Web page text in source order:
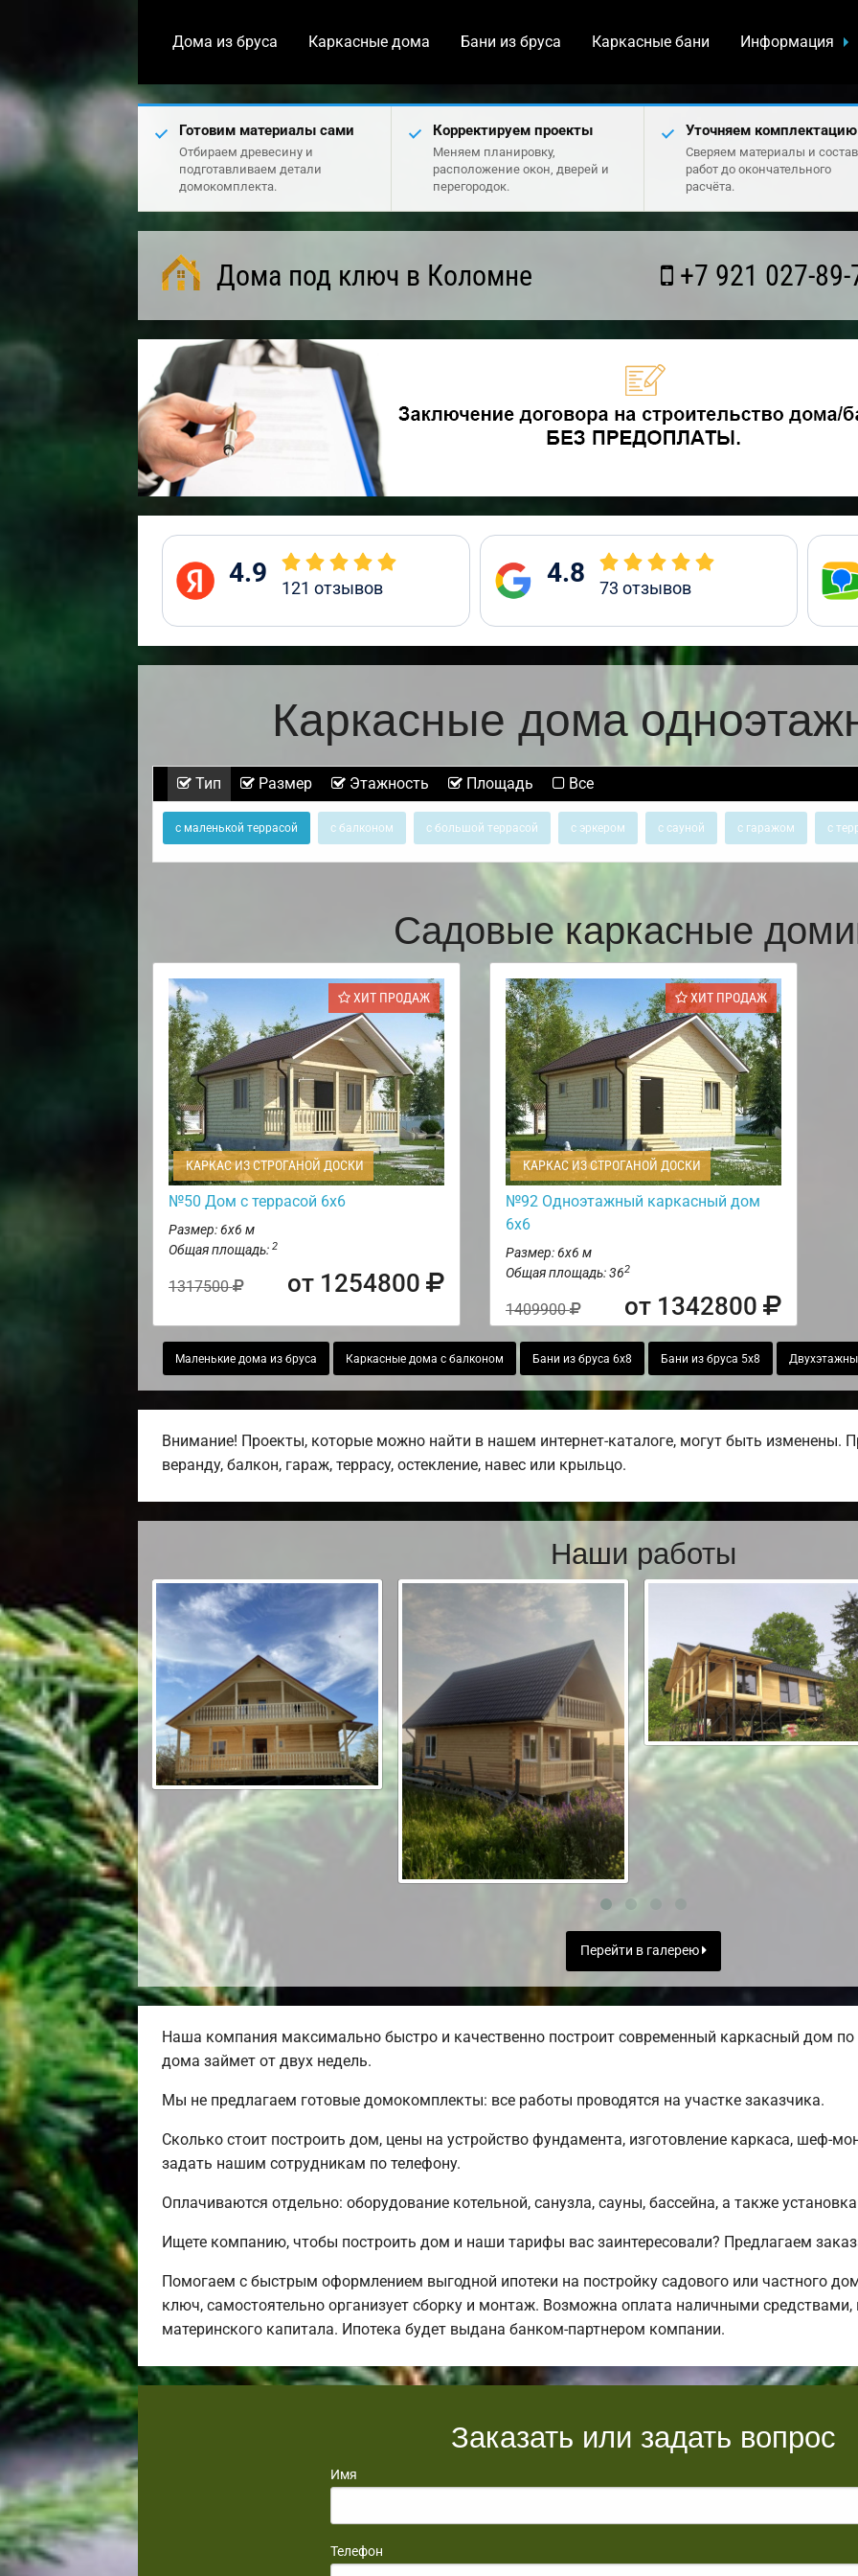
Дома из бруса Каркасные дома Бани из бруса Каркасные бани Информация
Готовим материалы сами
Отбираем древесину и
подготавливаем детали
домокомплекта.
Корректируем проекты
Меняем планировку,
расположение окон, дверей и
перегородок.
Уточняем комплектацию
Сверяем материалы и состав
работ до окончательного
расчёта.
Дома под ключ в Коломне +7 921 027-89-
4.9 121 отзывов 4.8 73 отзывов
Каркасные дома
Тип Размер Этажность Площадь Все
с маленькой террасой с балконом с большой террасой с эркером с сауной с гаражом с
Садовые каркасные
ХИТ ПРОДАЖ
КАРКАС ИЗ СТРОГАНОЙ ДОСКИ
№50 Дом с террасой 6х6
Размер: 6х6 м
Общая площадь: 2
1317500 от 1254800
ХИТ ПРОДАЖ
КАРКАС ИЗ СТРОГАНОЙ ДОСКИ
№92 Одноэтажный каркасный дом
6х6
Размер: 6х6 м
Общая площадь: 362
1409900 от 1342800
Маленькие дома из бруса Каркасные дома с балконом Бани из бруса 6х8 Бани из бруса 5х8
Внимание! Проекты, которые можно найти в нашем интернет-каталоге, могут быть изменены.
веранду, балкон, гараж, террасу, остекление, навес или крыльцо.
Наши работы
Перейти в галерею
Наша компания максимально быстро и качественно построит современный каркасный дом
дома займет от двух недель.
Мы не предлагаем готовые домокомплекты: все работы проводятся на участке заказчика.
Сколько стоит построить дом, цены на устройство фундамента, изготовление каркаса, шеф-
задать нашим сотрудникам по телефону.
Оплачиваются отдельно: оборудование котельной, санузла, сауны, бассейна, а также
Ищете компанию, чтобы построить дом и наши тарифы вас заинтересовали? Предлагаем
Помогаем с быстрым оформлением выгодной ипотеки на постройку садового или частного
ключ, самостоятельно организует сборку и монтаж. Возможна оплата наличными средствами,
материнского капитала. Ипотека будет выдана банком-партнером компании.
Заказать или задать вопрос
Имя
Телефон